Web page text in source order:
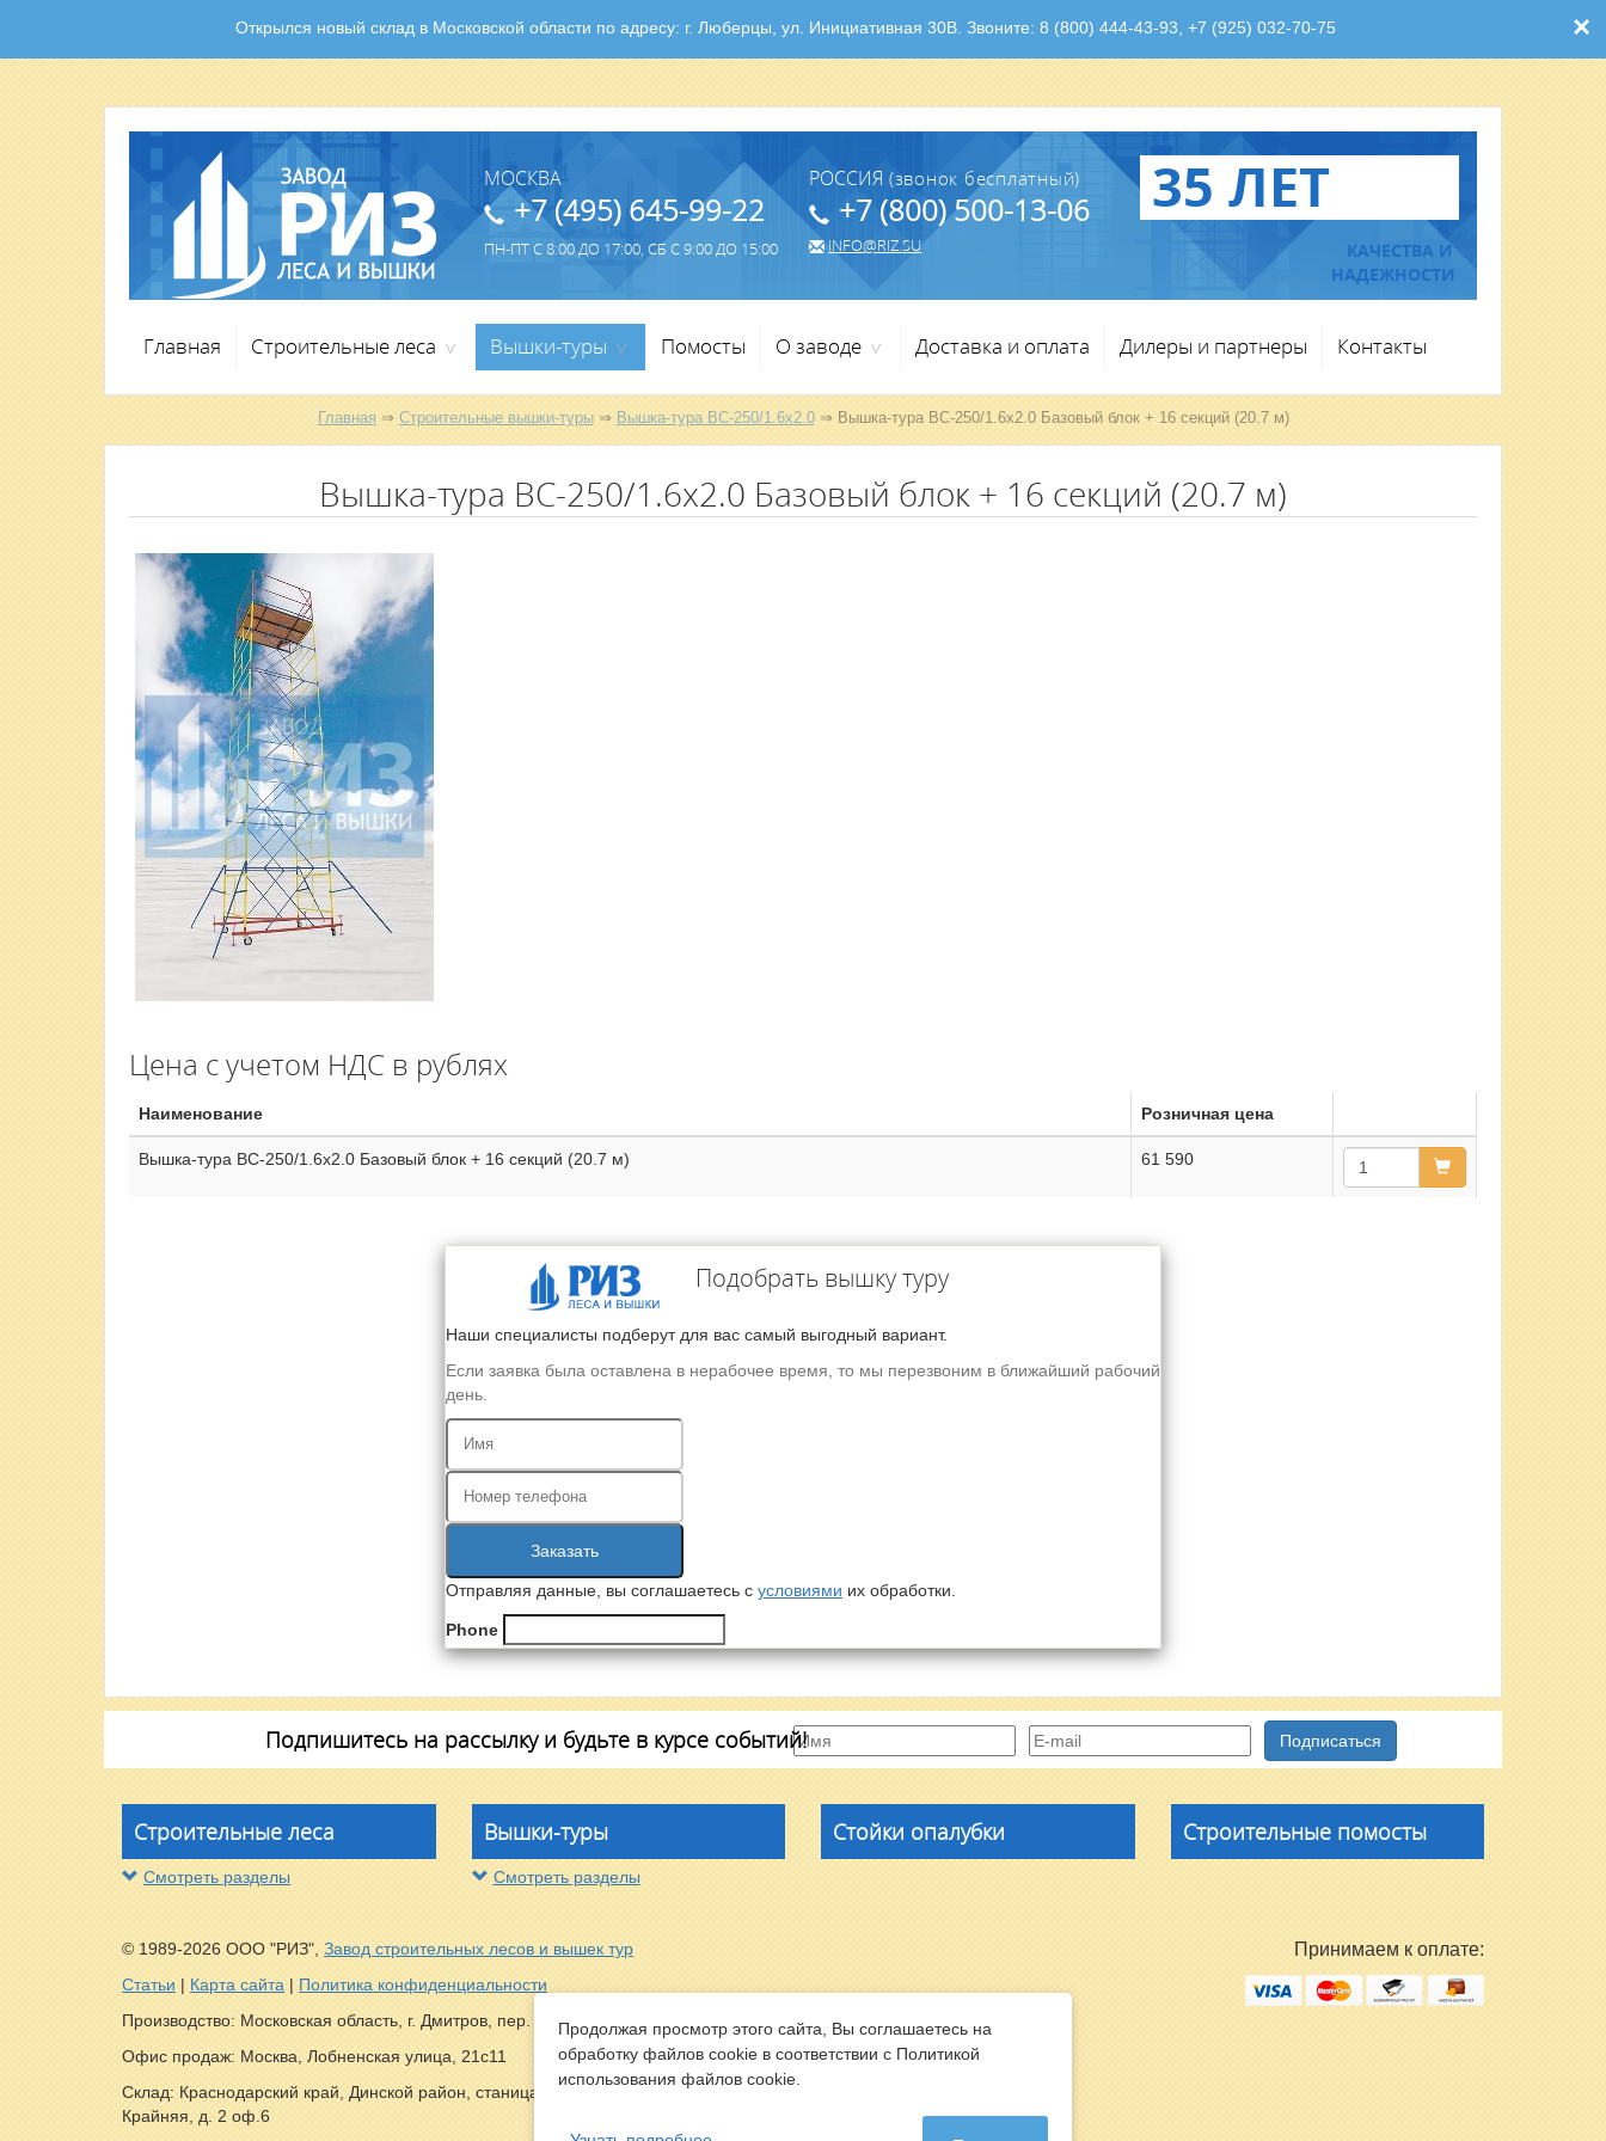
×
Открылся новый склад в Московской области по адресу: г. Люберцы, ул. Инициативная 30В. Звоните: 8 (800) 444-43-93, +7 (925) 032-70-75
35 ЛЕТ
КАЧЕСТВА И
НАДЕЖНОСТИ
МОСКВА
+7 (495) 645-99-22
ПН-ПТ С 8:00 ДО 17:00, СБ С 9:00 ДО 15:00
РОССИЯ (звонок бесплатный)
+7 (800) 500-13-06
INFO@RIZ.SU
Главная >
Строительные леса >
Вышки-туры Помосты >
О заводе Доставка и оплата Дилеры и партнеры Контакты
Главная⇒ Строительные вышки-туры⇒ Вышка-тура ВС-250/1.6х2.0⇒ Вышка-тура ВС-250/1.6х2.0 Базовый блок + 16 секций (20.7 м)
Вышка-тура ВС-250/1.6х2.0 Базовый блок + 16 секций (20.7 м)
Цена с учетом НДС в рублях
Наименование Розничная цена
Вышка-тура ВС-250/1.6х2.0 Базовый блок + 16 секций (20.7 м) 61 590
Подобрать вышку туру
Наши специалисты подберут для вас самый выгодный вариант.
Если заявка была оставлена в нерабочее время, то мы перезвоним в ближайший рабочий
день.
Заказать
Отправляя данные, вы соглашаетесь с условиями их обработки.
Phone
Подпишитесь на рассылку и будьте в курсе событий!
Строительные леса
Смотреть разделы
Вышки-туры
Смотреть разделы
Стойки опалубки Строительные помосты
© 1989-2026 ООО "РИЗ", Завод строительных лесов и вышек тур
Статьи | Карта сайта | Политика конфиденциальности
Производство: Московская область, г. Дмитров, пер. Промышленный, д. 6
Офис продаж: Москва, Лобненская улица, 21с11
Склад: Краснодарский край, Динской район, станица Новотитаровская, ул.
Крайняя, д. 2 оф.6
Принимаем к оплате:
Продолжая просмотр этого сайта, Вы соглашаетесь на
обработку файлов cookie в соответствии с Политикой
использования файлов cookie.